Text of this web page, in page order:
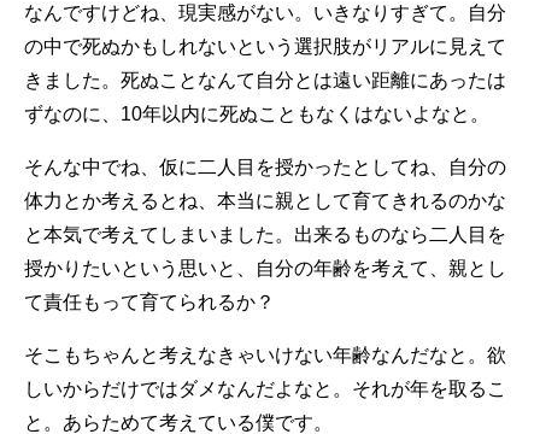
なんですけどね、現実感がない。いきなりすぎて。自分
の中で死ぬかもしれないという選択肢がリアルに見えて
きました。死ぬことなんて自分とは遠い距離にあったは
ずなのに、10年以内に死ぬこともなくはないよなと。
そんな中でね、仮に二人目を授かったとしてね、自分の
体力とか考えるとね、本当に親として育てきれるのかな
と本気で考えてしまいました。出来るものなら二人目を
授かりたいという思いと、自分の年齢を考えて、親とし
て責任もって育てられるか？
そこもちゃんと考えなきゃいけない年齢なんだなと。欲
しいからだけではダメなんだよなと。それが年を取るこ
と。あらためて考えている僕です。